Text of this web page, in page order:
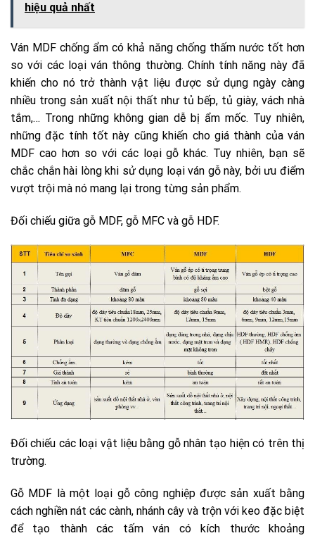
hiệu quả nhất
Ván MDF chống ẩm có khả năng chống thấm nước tốt hơn
so với các loại ván thông thường. Chính tính năng này đã
khiến cho nó trở thành vật liệu được sử dụng ngày càng
nhiều trong sản xuất nội thất như tủ bếp, tủ giày, vách nhà
tắm,… Trong những không gian dễ bị ẩm mốc. Tuy nhiên,
những đặc tính tốt này cũng khiến cho giá thành của ván
MDF cao hơn so với các loại gỗ khác. Tuy nhiên, bạn sẽ
chắc chắn hài lòng khi sử dụng loại ván gỗ này, bởi ưu điểm
vượt trội mà nó mang lại trong từng sản phẩm.
Đối chiếu giữa gỗ MDF, gỗ MFC và gỗ HDF.
Đối chiếu các loại vật liệu bằng gỗ nhân tạo hiện có trên thị
trường.
Gỗ MDF là một loại gỗ công nghiệp được sản xuất bằng
cách nghiền nát các cành, nhánh cây và trộn với keo đặc biệt
để tạo thành các tấm ván có kích thước khoảng